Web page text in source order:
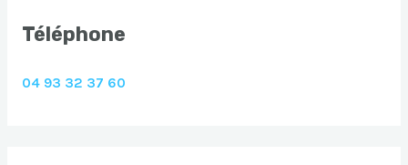
Téléphone
04 93 32 37 60